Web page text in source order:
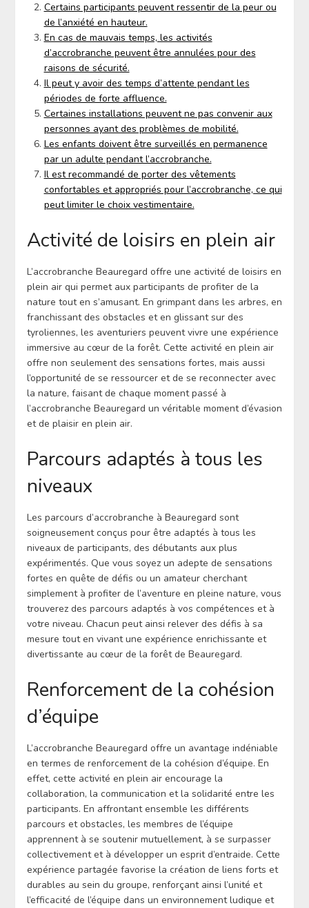
Certains participants peuvent ressentir de la peur ou
de l’anxiété en hauteur.
En cas de mauvais temps, les activités
d’accrobranche peuvent être annulées pour des
raisons de sécurité.
Il peut y avoir des temps d’attente pendant les
périodes de forte affluence.
Certaines installations peuvent ne pas convenir aux
personnes ayant des problèmes de mobilité.
Les enfants doivent être surveillés en permanence
par un adulte pendant l’accrobranche.
Il est recommandé de porter des vêtements
confortables et appropriés pour l’accrobranche, ce qui
peut limiter le choix vestimentaire.
Activité de loisirs en plein air
L’accrobranche Beauregard offre une activité de loisirs en
plein air qui permet aux participants de profiter de la
nature tout en s’amusant. En grimpant dans les arbres, en
franchissant des obstacles et en glissant sur des
tyroliennes, les aventuriers peuvent vivre une expérience
immersive au cœur de la forêt. Cette activité en plein air
offre non seulement des sensations fortes, mais aussi
l’opportunité de se ressourcer et de se reconnecter avec
la nature, faisant de chaque moment passé à
l’accrobranche Beauregard un véritable moment d’évasion
et de plaisir en plein air.
Parcours adaptés à tous les
niveaux
Les parcours d’accrobranche à Beauregard sont
soigneusement conçus pour être adaptés à tous les
niveaux de participants, des débutants aux plus
expérimentés. Que vous soyez un adepte de sensations
fortes en quête de défis ou un amateur cherchant
simplement à profiter de l’aventure en pleine nature, vous
trouverez des parcours adaptés à vos compétences et à
votre niveau. Chacun peut ainsi relever des défis à sa
mesure tout en vivant une expérience enrichissante et
divertissante au cœur de la forêt de Beauregard.
Renforcement de la cohésion
d’équipe
L’accrobranche Beauregard offre un avantage indéniable
en termes de renforcement de la cohésion d’équipe. En
effet, cette activité en plein air encourage la
collaboration, la communication et la solidarité entre les
participants. En affrontant ensemble les différents
parcours et obstacles, les membres de l’équipe
apprennent à se soutenir mutuellement, à se surpasser
collectivement et à développer un esprit d’entraide. Cette
expérience partagée favorise la création de liens forts et
durables au sein du groupe, renforçant ainsi l’unité et
l’efficacité de l’équipe dans un environnement ludique et